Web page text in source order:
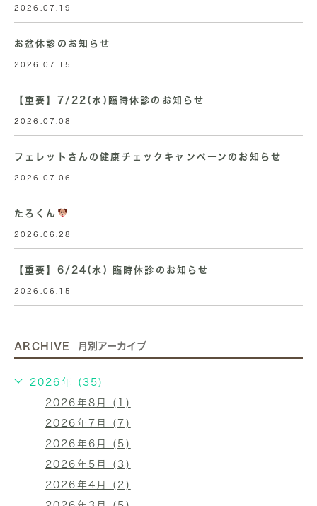
2026.07.19
お盆休診のお知らせ
2026.07.15
【重要】7/22(水)臨時休診のお知らせ
2026.07.08
フェレットさんの健康チェックキャンペーンのお知らせ
2026.07.06
たろくん
2026.06.28
【重要】6/24(水) 臨時休診のお知らせ
2026.06.15
ARCHIVE 月別アーカイブ
2026年 (35)
2026年8月 (1)
2026年7月 (7)
2026年6月 (5)
2026年5月 (3)
2026年4月 (2)